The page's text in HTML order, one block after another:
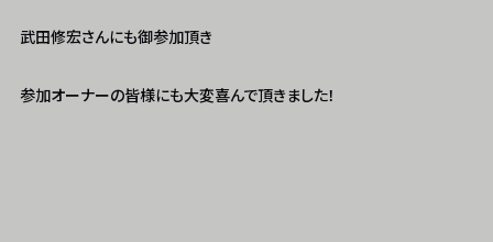
武田修宏さんにも御参加頂き
参加オーナーの皆様にも大変喜んで頂きました！